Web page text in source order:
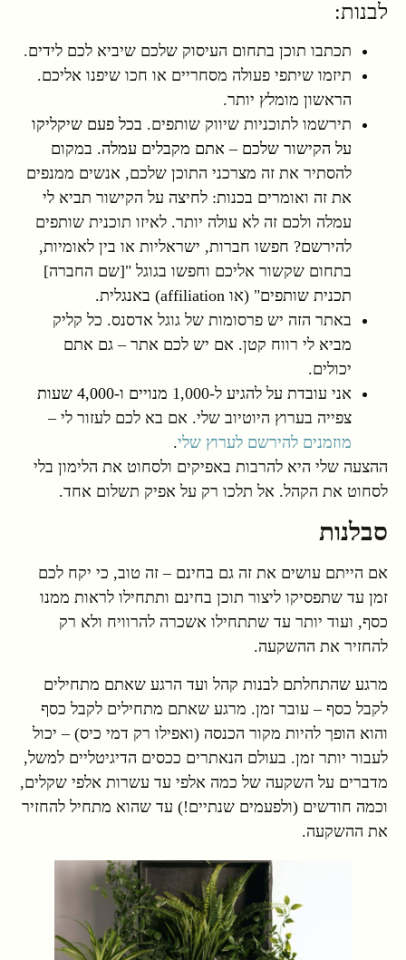
לבנות:
תכתבו תוכן בתחום העיסוק שלכם שיביא לכם לידים.
תיזמו שיתפי פעולה מסחריים או חכו שיפנו אליכם.
הראשון מומלץ יותר.
תירשמו לתוכניות שיווק שותפים. בכל פעם שיקליקו
על הקישור שלכם – אתם מקבלים עמלה. במקום
להסתיר את זה מצרכני התוכן שלכם, אנשים ממנפים
את זה ואומרים בכנות: לחיצה על הקישור תביא לי
עמלה ולכם זה לא עולה יותר. לאיזו תוכנית שותפים
להירשם? חפשו חברות, ישראליות או בין לאומיות,
בתחום שקשור אליכם וחפשו בגוגל "[שם החברה]
תכנית שותפים" (או affiliation) באנגלית.
באתר הזה יש פרסומות של גוגל אדסנס. כל קליק
מביא לי רווח קטן. אם יש לכם אתר – גם אתם
יכולים.
אני עובדת על להגיע ל-1,000
מנויים ו-4,000 שעות
צפייה בערוץ היוטיוב שלי. אם בא לכם לעזור לי –
מוזמנים להירשם לערוץ שלי.
ההצעה שלי היא להרבות באפיקים ולסחוט את הלימון בלי
לסחוט את הקהל. אל תלכו רק על אפיק תשלום אחד.
סבלנות
אם הייתם עושים את זה גם בחינם – זה טוב, כי יקח לכם
זמן עד שתפסיקו ליצור תוכן בחינם ותתחילו לראות ממנו
כסף, ועוד יותר עד שתתחילו אשכרה להרוויח ולא רק
להחזיר את ההשקעה.
מרגע שהתחלתם לבנות קהל ועד הרגע שאתם מתחילים
לקבל כסף – עובר זמן. מרגע שאתם מתחילים לקבל כסף
והוא הופך להיות מקור הכנסה (ואפילו רק דמי כיס) – יכול
לעבור יותר זמן. בעולם הנאתרים ככסים הדיגיטליים למשל,
מדברים על השקעה של כמה אלפי עד עשרות אלפי שקלים,
וכמה חודשים (ולפעמים שנתיים!) עד שהוא מתחיל להחזיר
את ההשקעה.